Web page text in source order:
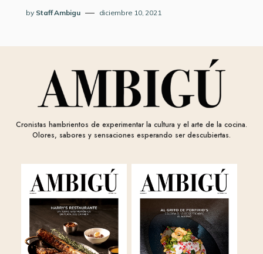
by Staff Ambigu diciembre 10, 2021
Cronistas hambrientos de experimentar la cultura y el arte de la cocina.
Olores, sabores y sensaciones esperando ser descubiertas.